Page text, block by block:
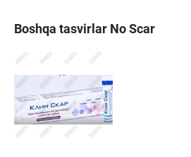
Boshqa tasvirlar No Scar